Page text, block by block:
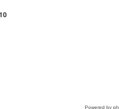
10
Powered by